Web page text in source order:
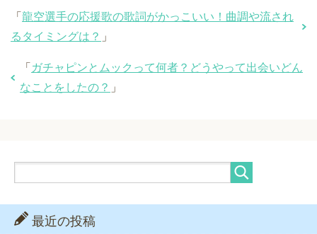
「 龍空選手の応援歌の歌詞がかっこいい！曲調や流され
るタイミングは？ 」
「 ガチャピンとムックって何者？どうやって出会いどん
なことをしたの？ 」
最近の投稿